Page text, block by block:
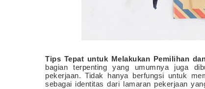
Tips Tepat untuk Melakukan Pemilihan
bagian terpenting yang umumnya juga
pekerjaan. Tidak hanya berfungsi untuk
sebagai identitas dari lamaran pekerjaan